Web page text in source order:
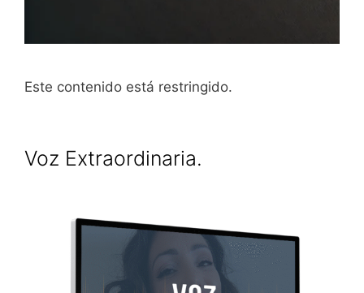
Este contenido está restringido.
Voz Extraordinaria.